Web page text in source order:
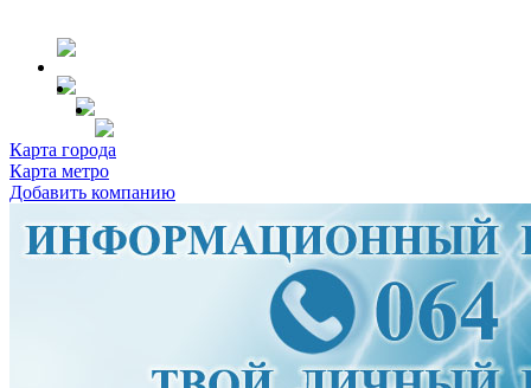
Карта города
Карта метро
Добавить компанию